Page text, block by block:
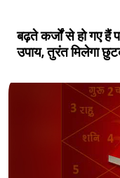
बढ़ते कर्जों से हो गए
उपाय, तुरंत मिलेगा